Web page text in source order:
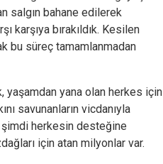
salgın bahane edilerek
karşıya bırakıldık. Kesilen
bu süreç tamamlanmadan
yaşamdan yana olan herkes için
savunanların vicdanıyla
herkesin desteğine
için atan milyonlar var.